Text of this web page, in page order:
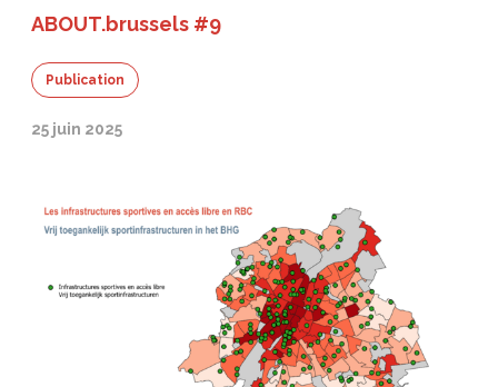
ABOUT.brussels #9
Publication
25 juin 2025